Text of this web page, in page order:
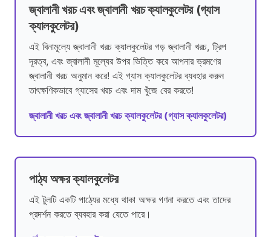
জ্বালানী খরচ এবং জ্বালানী খরচ ক্যালকুলেটর (গ্যাস
ক্যালকুলেটর)
এই বিনামূল্যে জ্বালানী খরচ ক্যালকুলেটর গড় জ্বালানী খরচ, ট্রিপ
দূরত্ব, এবং জ্বালানী মূল্যের উপর ভিত্তি করে আপনার ভ্রমণের
জ্বালানী খরচ অনুমান করে! এই গ্যাস ক্যালকুলেটর ব্যবহার করুন
তাৎক্ষণিকভাবে গ্যাসের খরচ এবং দাম খুঁজে বের করতে!
জ্বালানী খরচ এবং জ্বালানী খরচ ক্যালকুলেটর (গ্যাস ক্যালকুলেটর)
পাঠ্য অক্ষর ক্যালকুলেটর
এই টুলটি একটি পাঠ্যের মধ্যে থাকা অক্ষর গণনা করতে এবং তাদের
প্রদর্শন করতে ব্যবহার করা যেতে পারে।